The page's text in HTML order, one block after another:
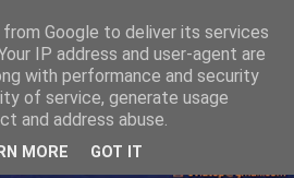
Google to deliver its services
IP address and user-agent are
with performance and security
of service, generate usage
and address abuse.
MORE GOT IT